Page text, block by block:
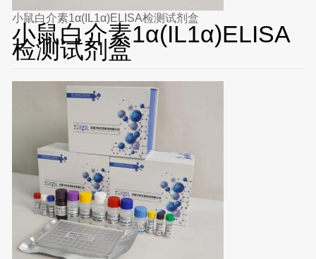
小鼠白介素1α(IL1α)ELISA检测试剂盒
小鼠白介素1α(IL1α)ELISA
检测试剂盒